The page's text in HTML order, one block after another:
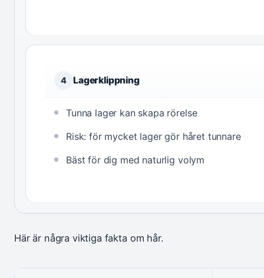
4 Lagerklippning
Tunna lager kan skapa rörelse
Risk: för mycket lager gör håret tunnare
Bäst för dig med naturlig volym
Här är några viktiga fakta om hår.